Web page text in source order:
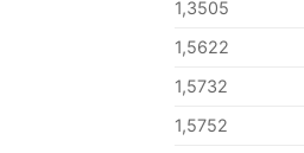
1,3505
1,5622
1,5732
1,5752